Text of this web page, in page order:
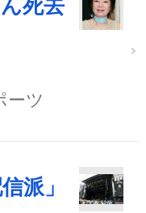
死去
ーツ
派」